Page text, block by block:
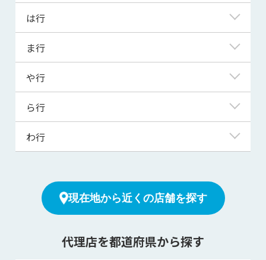
越生町
川越市
北本市
行田市
久喜市
熊谷市
鴻巣市
越谷市
さいたま市中央区
さいたま市緑区
さいたま市南区
さいたま市見沼区
坂戸市
狭山市
志木市
ときがわ町
長瀞町
滑川町
新座市
は行
蓮田市
鳩山町
羽生市
東松山市
富士見市
ふじみ野市
ま行
松伏町
三郷市
美里町
毛呂山町
や行
八潮市
横瀬町
吉川市
ら行
嵐山町
わ行
現在地から近くの店舗を探す
代理店を都道府県から探す